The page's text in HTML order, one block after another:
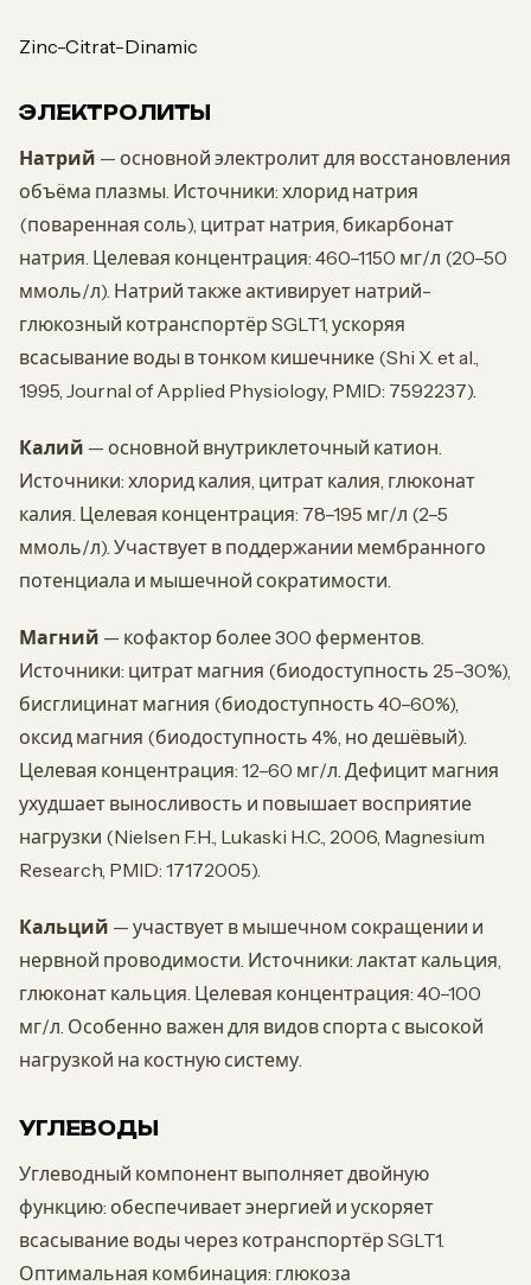
Zinc-Citrat-Dinamic
ЭЛЕКТРОЛИТЫ
Натрий — основной электролит для восстановления
объёма плазмы. Источники: хлорид натрия
(поваренная соль), цитрат натрия, бикарбонат
натрия. Целевая концентрация: 460–1150 мг/л (20–50
ммоль/л). Натрий также активирует натрий-
глюкозный котранспортёр SGLT1, ускоряя
всасывание воды в тонком кишечнике (Shi X. et al.,
1995, Journal of Applied Physiology, PMID: 7592237).
Калий — основной внутриклеточный катион.
Источники: хлорид калия, цитрат калия, глюконат
калия. Целевая концентрация: 78–195 мг/л (2–5
ммоль/л). Участвует в поддержании мембранного
потенциала и мышечной сократимости.
Магний — кофактор более 300 ферментов.
Источники: цитрат магния (биодоступность 25–30%),
бисглицинат магния (биодоступность 40–60%),
оксид магния (биодоступность 4%, но дешёвый).
Целевая концентрация: 12–60 мг/л. Дефицит магния
ухудшает выносливость и повышает восприятие
нагрузки (Nielsen F.H., Lukaski H.C., 2006, Magnesium
Research, PMID: 17172005).
Кальций — участвует в мышечном сокращении и
нервной проводимости. Источники: лактат кальция,
глюконат кальция. Целевая концентрация: 40–100
мг/л. Особенно важен для видов спорта с высокой
нагрузкой на костную систему.
УГЛЕВОДЫ
Углеводный компонент выполняет двойную
функцию: обеспечивает энергией и ускоряет
всасывание воды через котранспортёр SGLT1.
Оптимальная комбинация: глюкоза